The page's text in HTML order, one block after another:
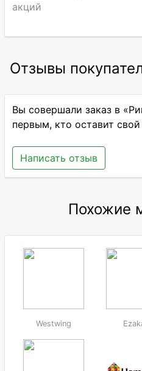
акций
Отзывы
Вы совершали заказ в
первым, кто оставит свой
Написать отзыв
Похожие
Westwing